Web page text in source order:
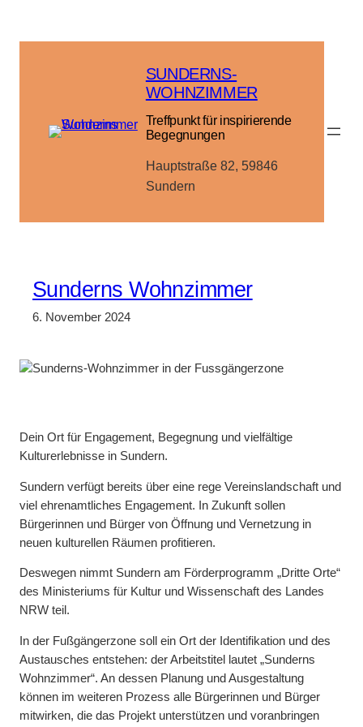
SUNDERNS-
WOHNZIMMER
Treffpunkt für inspirierende
Begegnungen
Hauptstraße 82, 59846
Sundern
Sunderns Wohnzimmer
6. November 2024
Dein Ort für Engagement, Begegnung und vielfältige
Kulturerlebnisse in Sundern.
Sundern verfügt bereits über eine rege Vereinslandschaft und
viel ehrenamtliches Engagement. In Zukunft sollen
Bürgerinnen und Bürger von Öffnung und Vernetzung in
neuen kulturellen Räumen profitieren.
Deswegen nimmt Sundern am Förderprogramm „Dritte Orte“
des Ministeriums für Kultur und Wissenschaft des Landes
NRW teil.
In der Fußgängerzone soll ein Ort der Identifikation und des
Austausches entstehen: der Arbeitstitel lautet „Sunderns
Wohnzimmer“. An dessen Planung und Ausgestaltung
können im weiteren Prozess alle Bürgerinnen und Bürger
mitwirken, die das Projekt unterstützen und voranbringen